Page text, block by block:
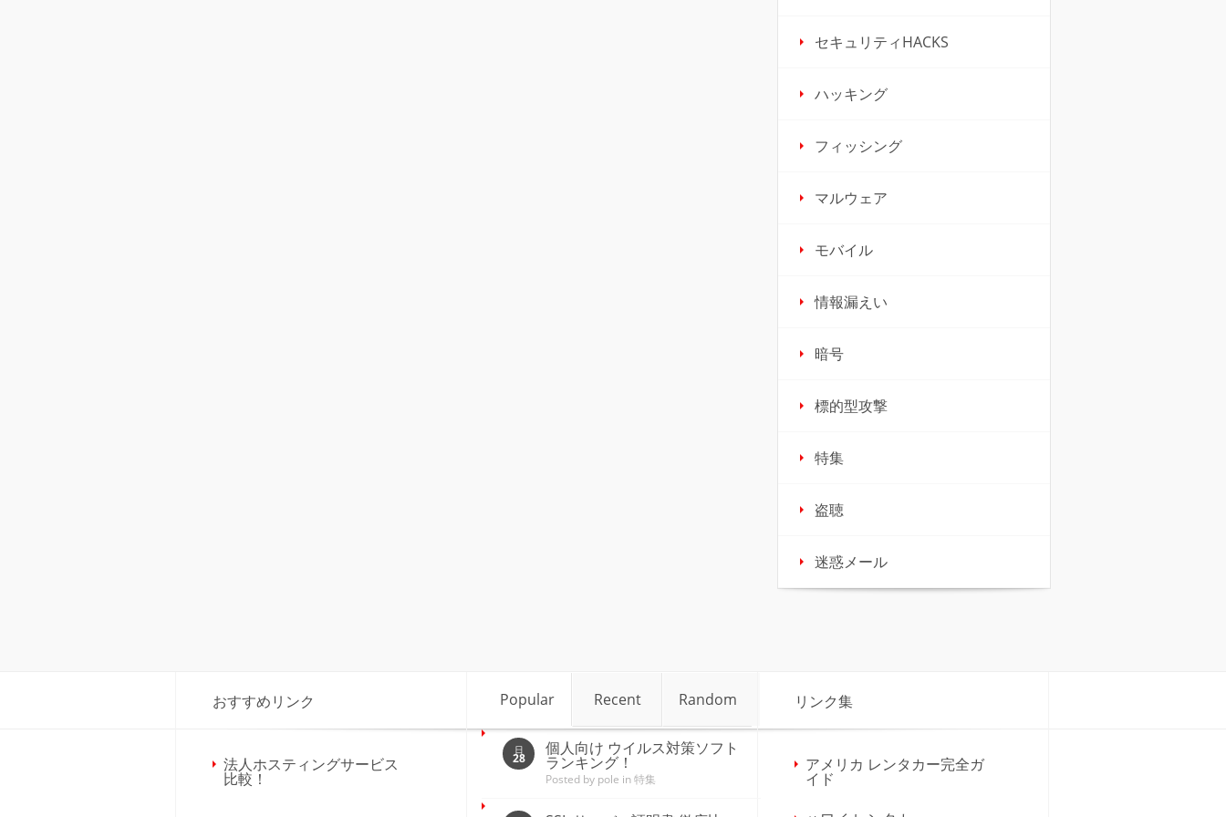
セキュリティHACKS
ハッキング
フィッシング
マルウェア
モバイル
情報漏えい
暗号
標的型攻撃
特集
盗聴
迷惑メール
おすすめリンク
法人ホスティングサービス
比較！
Popular Recent Random
日
28
個人向け ウイルス対策ソフト
ランキング！
Posted by pole in特集
リンク集
アメリカ レンタカー完全ガ
イド